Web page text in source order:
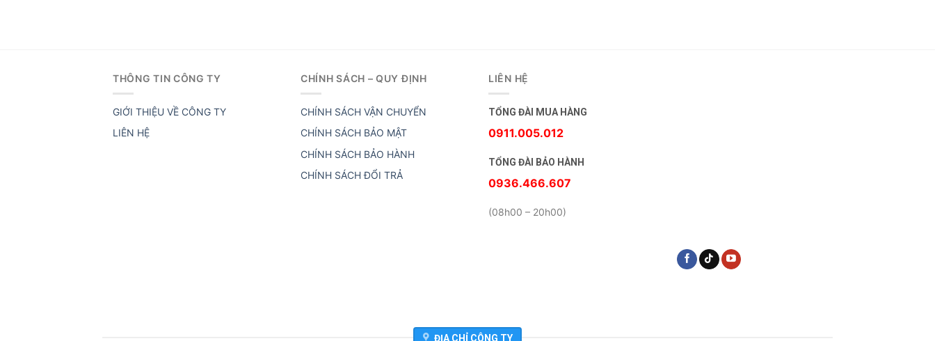
THÔNG TIN CÔNG TY
GIỚI THIỆU VỀ CÔNG TY
LIÊN HỆ
CHÍNH SÁCH – QUY ĐỊNH
CHÍNH SÁCH VẬN CHUYỂN
CHÍNH SÁCH BẢO MẬT
CHÍNH SÁCH BẢO HÀNH
CHÍNH SÁCH ĐỔI TRẢ
LIÊN HỆ
TỔNG ĐÀI MUA HÀNG
0911.005.012
TỔNG ĐÀI BẢO HÀNH
0936.466.607
(08h00 – 20h00)
ĐỊA CHỈ CÔNG TY